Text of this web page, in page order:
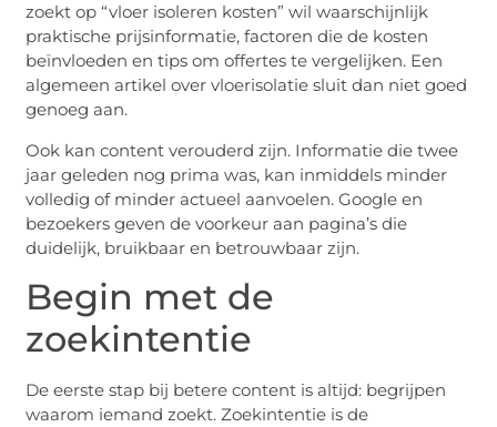
zoekt op “vloer isoleren kosten” wil waarschijnlijk
praktische prijsinformatie, factoren die de kosten
beïnvloeden en tips om offertes te vergelijken. Een
algemeen artikel over vloerisolatie sluit dan niet goed
genoeg aan.
Ook kan content verouderd zijn. Informatie die twee
jaar geleden nog prima was, kan inmiddels minder
volledig of minder actueel aanvoelen. Google en
bezoekers geven de voorkeur aan pagina’s die
duidelijk, bruikbaar en betrouwbaar zijn.
Begin met de
zoekintentie
De eerste stap bij betere content is altijd: begrijpen
waarom iemand zoekt. Zoekintentie is de